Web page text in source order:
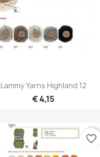
Snel bekijken
Lammy Yarns Highland 12
€ 4,15
favorite_border